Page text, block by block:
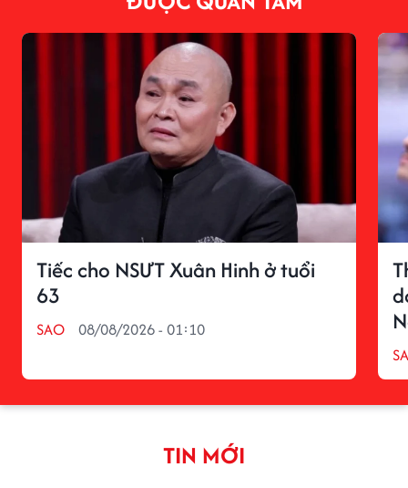
Tiếc cho NSƯT Xuân Hinh ở tuổi
63
SAO 08/08/2026 - 01:10
TIN MỚI